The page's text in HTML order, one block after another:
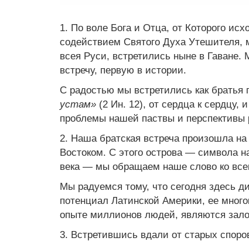
1. По воле Бога и Отца, от Которого
содействием Святого Духа
всея Руси, встретились ныне в
встречу, первую в истории.
С радостью мы встретились как
устам» (2 Ин. 12), от сердца к сердцу,
проблемы нашей паствы и перспективы
2. Наша братская встреча произошла
Востоком. С этого острова — символа
века — мы обращаем наше слово ко
Мы радуемся тому, что сегодня здесь
потенциал Латинской Америки, ее
опыте миллионов людей, являются
3. Встретившись вдали от старых